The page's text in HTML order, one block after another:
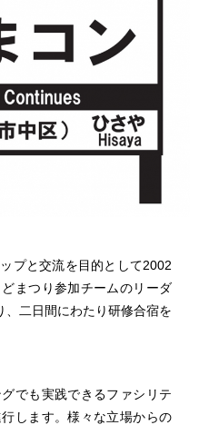
プと交流を目的として2002
まつり参加チームのリーダ
二日間にわたり研修合宿を
でも実践できるファシリテ
します。様々な立場からの